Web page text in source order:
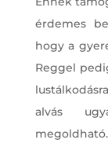
érdemes
hogy a
Reggel
alvás
megoldható.